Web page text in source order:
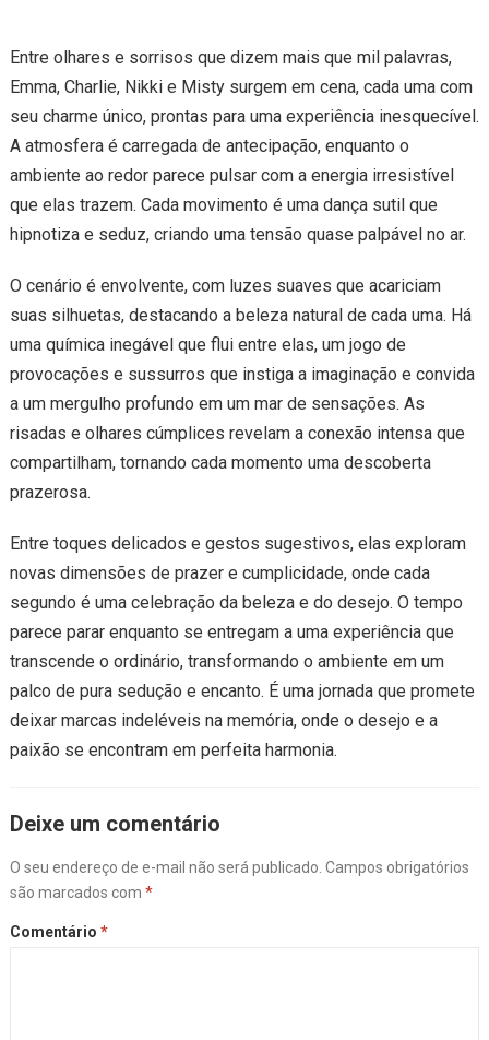
Entre olhares e sorrisos que dizem mais que mil palavras,
Emma, Charlie, Nikki e Misty surgem em cena, cada uma com
seu charme único, prontas para uma experiência inesquecível.
A atmosfera é carregada de antecipação, enquanto o
ambiente ao redor parece pulsar com a energia irresistível
que elas trazem. Cada movimento é uma dança sutil que
hipnotiza e seduz, criando uma tensão quase palpável no ar.
O cenário é envolvente, com luzes suaves que acariciam
suas silhuetas, destacando a beleza natural de cada uma. Há
uma química inegável que flui entre elas, um jogo de
provocações e sussurros que instiga a imaginação e convida
a um mergulho profundo em um mar de sensações. As
risadas e olhares cúmplices revelam a conexão intensa que
compartilham, tornando cada momento uma descoberta
prazerosa.
Entre toques delicados e gestos sugestivos, elas exploram
novas dimensões de prazer e cumplicidade, onde cada
segundo é uma celebração da beleza e do desejo. O tempo
parece parar enquanto se entregam a uma experiência que
transcende o ordinário, transformando o ambiente em um
palco de pura sedução e encanto. É uma jornada que promete
deixar marcas indeléveis na memória, onde o desejo e a
paixão se encontram em perfeita harmonia.
Deixe um comentário
O seu endereço de e-mail não será publicado. Campos obrigatórios
são marcados com *
Comentário *